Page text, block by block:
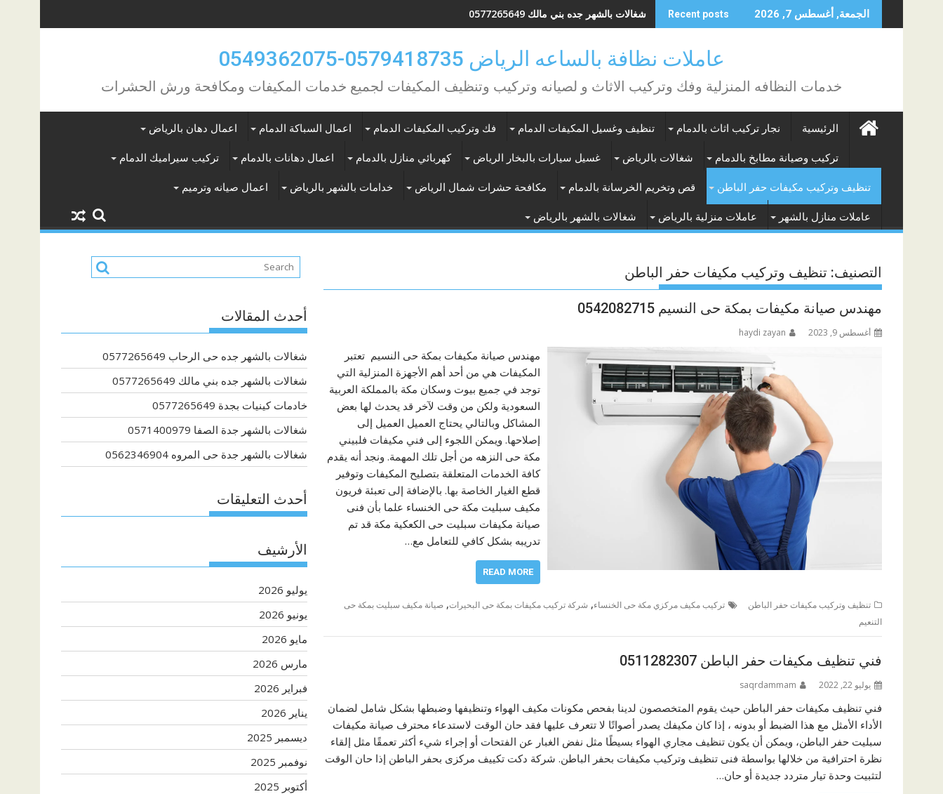
to
الجمعة, أغسطس 7, 2026 Recent posts شغالات بالشهر جده بني مالك 0577265649
عاملات نظافة بالساعه الرياض 0579418735-0549362075
خدمات النظافه المنزلية وفك وتركيب الاثاث و لصيانه وتركيب وتنظيف المكيفات لجميع خدمات المكيفات ومكافحة ورش الحشرات
الرئيسية نجار تركيب اثاث بالدمام تنظيف وغسيل المكيفات الدمام فك وتركيب المكيفات الدمام اعمال السباكة الدمام اعمال دهان بالرياض
تركيب وصيانة مطابخ بالدمام شغالات بالرياض غسيل سيارات بالبخار الرياض كهربائي منازل بالدمام اعمال دهانات بالدمام تركيب سيراميك الدمام
تنظيف وتركيب مكيفات حفر الباطن قص وتخريم الخرسانة بالدمام مكافحة حشرات شمال الرياض خدامات بالشهر بالرياض اعمال صيانه وترميم
عاملات منازل بالشهر عاملات منزلية بالرياض شغالات بالشهر بالرياض
التصنيف: تنظيف وتركيب مكيفات حفر الباطن
مهندس صيانة مكيفات بمكة حى النسيم 0542082715
أغسطس 9, 2023 haydi zayan
مهندس صيانة مكيفات بمكة حى النسيم تعتبر
المكيفات هي من أحد أهم الأجهزة المنزلية التي
توجد في جميع بيوت وسكان مكة بالمملكة العربية
السعودية ولكن من وقت لآخر قد يحدث لها بعض
المشاكل وبالتالي يحتاج العميل العميل إلى
إصلاحها. ويمكن اللجوء إلى فني مكيفات فلبيني
مكة حى النزهه من أجل تلك المهمة. ونجد أنه يقدم
كافة الخدمات المتعلقة بتصليح المكيفات وتوفير
قطع الغيار الخاصة بها. بالإضافة إلى تعبئة فريون
مكيف سبليت مكة حى الخنساء علما بأن فنى
صيانة مكيفات سبليت حى الكعكية مكة قد تم
تدريبه بشكل كافي للتعامل مع…
READ MORE
تنظيف وتركيب مكيفات حفر الباطن تركيب مكيف مركزي مكة حى الخنساء, شركة تركيب مكيفات بمكة حى البحيرات, صيانة مكيف سبليت بمكة حى
التنعيم
فني تنظيف مكيفات حفر الباطن 0511282307
يوليو 22, 2022 saqrdammam
فني تنظيف مكيفات حفر الباطن حيث يقوم المتخصصون لدينا بفحص مكونات مكيف الهواء وتنظيفها وضبطها بشكل شامل لضمان
الأداء الأمثل مع هذا الضبط أو بدونه ، إذا كان مكيفك يصدر أصواتًا لا تتعرف عليها فقد حان الوقت لاستدعاء محترف صيانة مكيفات
سبليت حفر الباطن، ويمكن أن يكون تنظيف مجاري الهواء بسيطًا مثل نفض الغبار عن الفتحات أو إجراء شيء أكثر تعمقًا مثل إلقاء
نظرة احترافية من خلالها بواسطة فنى تنظيف وتركيب مكيفات بحفر الباطن. شركة دكت تكييف مركزى بحفر الباطن إذا حان الوقت
لتثبيت وحدة تيار متردد جديدة أو حان…
أحدث المقالات
شغالات بالشهر جده حى الرحاب 0577265649
شغالات بالشهر جده بني مالك 0577265649
خادمات كينيات بجدة 0577265649
شغالات بالشهر جدة الصفا 0571400979
شغالات بالشهر جدة حى المروه 0562346904
أحدث التعليقات
الأرشيف
يوليو 2026
يونيو 2026
مايو 2026
مارس 2026
فبراير 2026
يناير 2026
ديسمبر 2025
نوفمبر 2025
أكتوبر 2025